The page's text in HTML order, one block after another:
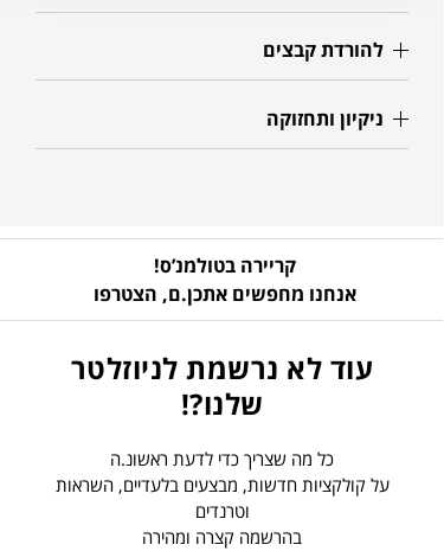
להורדת קבצים
ניקיון ותחזוקה
קריירה בטולמנ’ס!
אנחנו מחפשים אתכן.ם, הצטרפו
עוד לא נרשמת לניוזלטר
שלנו?!
כל מה שצריך כדי לדעת ראשונ.ה
על קולקציות חדשות, מבצעים בלעדיים, השראות
וטרנדים
בהרשמה קצרה ומהירה